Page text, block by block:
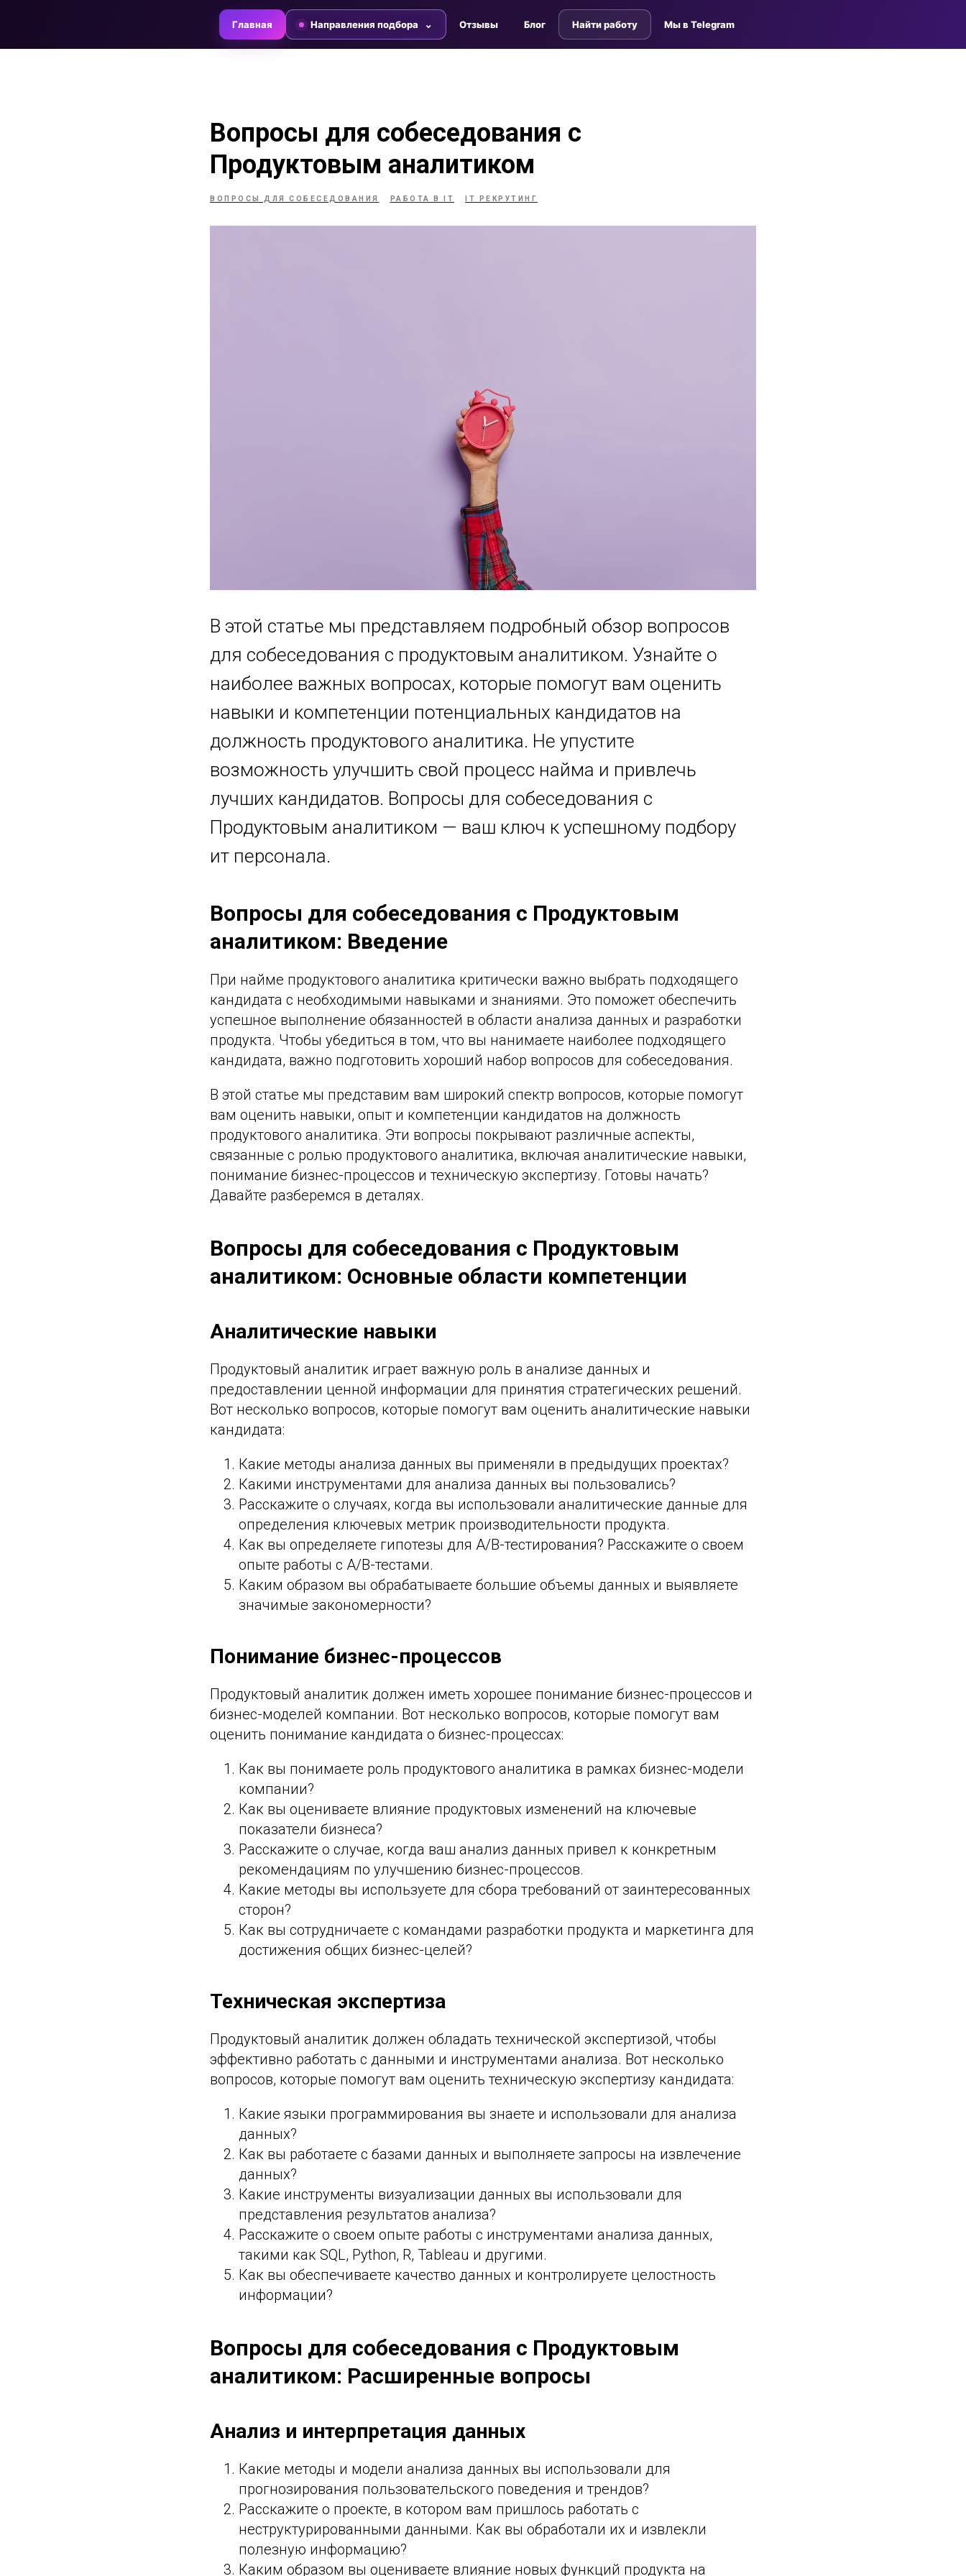
Главная Направления подбора Отзывы Блог Найти работу Мы в Telegram
Вопросы для собеседования с
Продуктовым аналитиком
ВОПРОСЫ ДЛЯ СОБЕСЕДОВАНИЯ РАБОТА В IT IT РЕКРУТИНГ
В этой статье мы представляем подробный обзор вопросов
для собеседования с продуктовым аналитиком. Узнайте о
наиболее важных вопросах, которые помогут вам оценить
навыки и компетенции потенциальных кандидатов на
должность продуктового аналитика. Не упустите
возможность улучшить свой процесс найма и привлечь
лучших кандидатов. Вопросы для собеседования с
Продуктовым аналитиком — ваш ключ к успешному подбору
ит персонала.
Вопросы для собеседования с Продуктовым
аналитиком: Введение
При найме продуктового аналитика критически важно выбрать подходящего
кандидата с необходимыми навыками и знаниями. Это поможет обеспечить
успешное выполнение обязанностей в области анализа данных и разработки
продукта. Чтобы убедиться в том, что вы нанимаете наиболее подходящего
кандидата, важно подготовить хороший набор вопросов для собеседования.
В этой статье мы представим вам широкий спектр вопросов, которые помогут
вам оценить навыки, опыт и компетенции кандидатов на должность
продуктового аналитика. Эти вопросы покрывают различные аспекты,
связанные с ролью продуктового аналитика, включая аналитические навыки,
понимание бизнес-процессов и техническую экспертизу. Готовы начать?
Давайте разберемся в деталях.
Вопросы для собеседования с Продуктовым
аналитиком: Основные области компетенции
Аналитические навыки
Продуктовый аналитик играет важную роль в анализе данных и
предоставлении ценной информации для принятия стратегических решений.
Вот несколько вопросов, которые помогут вам оценить аналитические навыки
кандидата:
Какие методы анализа данных вы применяли в предыдущих проектах?
Какими инструментами для анализа данных вы пользовались?
Расскажите о случаях, когда вы использовали аналитические данные для
определения ключевых метрик производительности продукта.
Как вы определяете гипотезы для A/B-тестирования? Расскажите о своем
опыте работы с A/B-тестами.
Каким образом вы обрабатываете большие объемы данных и выявляете
значимые закономерности?
Понимание бизнес-процессов
Продуктовый аналитик должен иметь хорошее понимание бизнес-процессов и
бизнес-моделей компании. Вот несколько вопросов, которые помогут вам
оценить понимание кандидата о бизнес-процессах:
Как вы понимаете роль продуктового аналитика в рамках бизнес-модели
компании?
Как вы оцениваете влияние продуктовых изменений на ключевые
показатели бизнеса?
Расскажите о случае, когда ваш анализ данных привел к конкретным
рекомендациям по улучшению бизнес-процессов.
Какие методы вы используете для сбора требований от заинтересованных
сторон?
Как вы сотрудничаете с командами разработки продукта и маркетинга для
достижения общих бизнес-целей?
Техническая экспертиза
Продуктовый аналитик должен обладать технической экспертизой, чтобы
эффективно работать с данными и инструментами анализа. Вот несколько
вопросов, которые помогут вам оценить техническую экспертизу кандидата:
Какие языки программирования вы знаете и использовали для анализа
данных?
Как вы работаете с базами данных и выполняете запросы на извлечение
данных?
Какие инструменты визуализации данных вы использовали для
представления результатов анализа?
Расскажите о своем опыте работы с инструментами анализа данных,
такими как SQL, Python, R, Tableau и другими.
Как вы обеспечиваете качество данных и контролируете целостность
информации?
Вопросы для собеседования с Продуктовым
аналитиком: Расширенные вопросы
Анализ и интерпретация данных
Какие методы и модели анализа данных вы использовали для
прогнозирования пользовательского поведения и трендов?
Расскажите о проекте, в котором вам пришлось работать с
неструктурированными данными. Как вы обработали их и извлекли
полезную информацию?
Каким образом вы оцениваете влияние новых функций продукта на